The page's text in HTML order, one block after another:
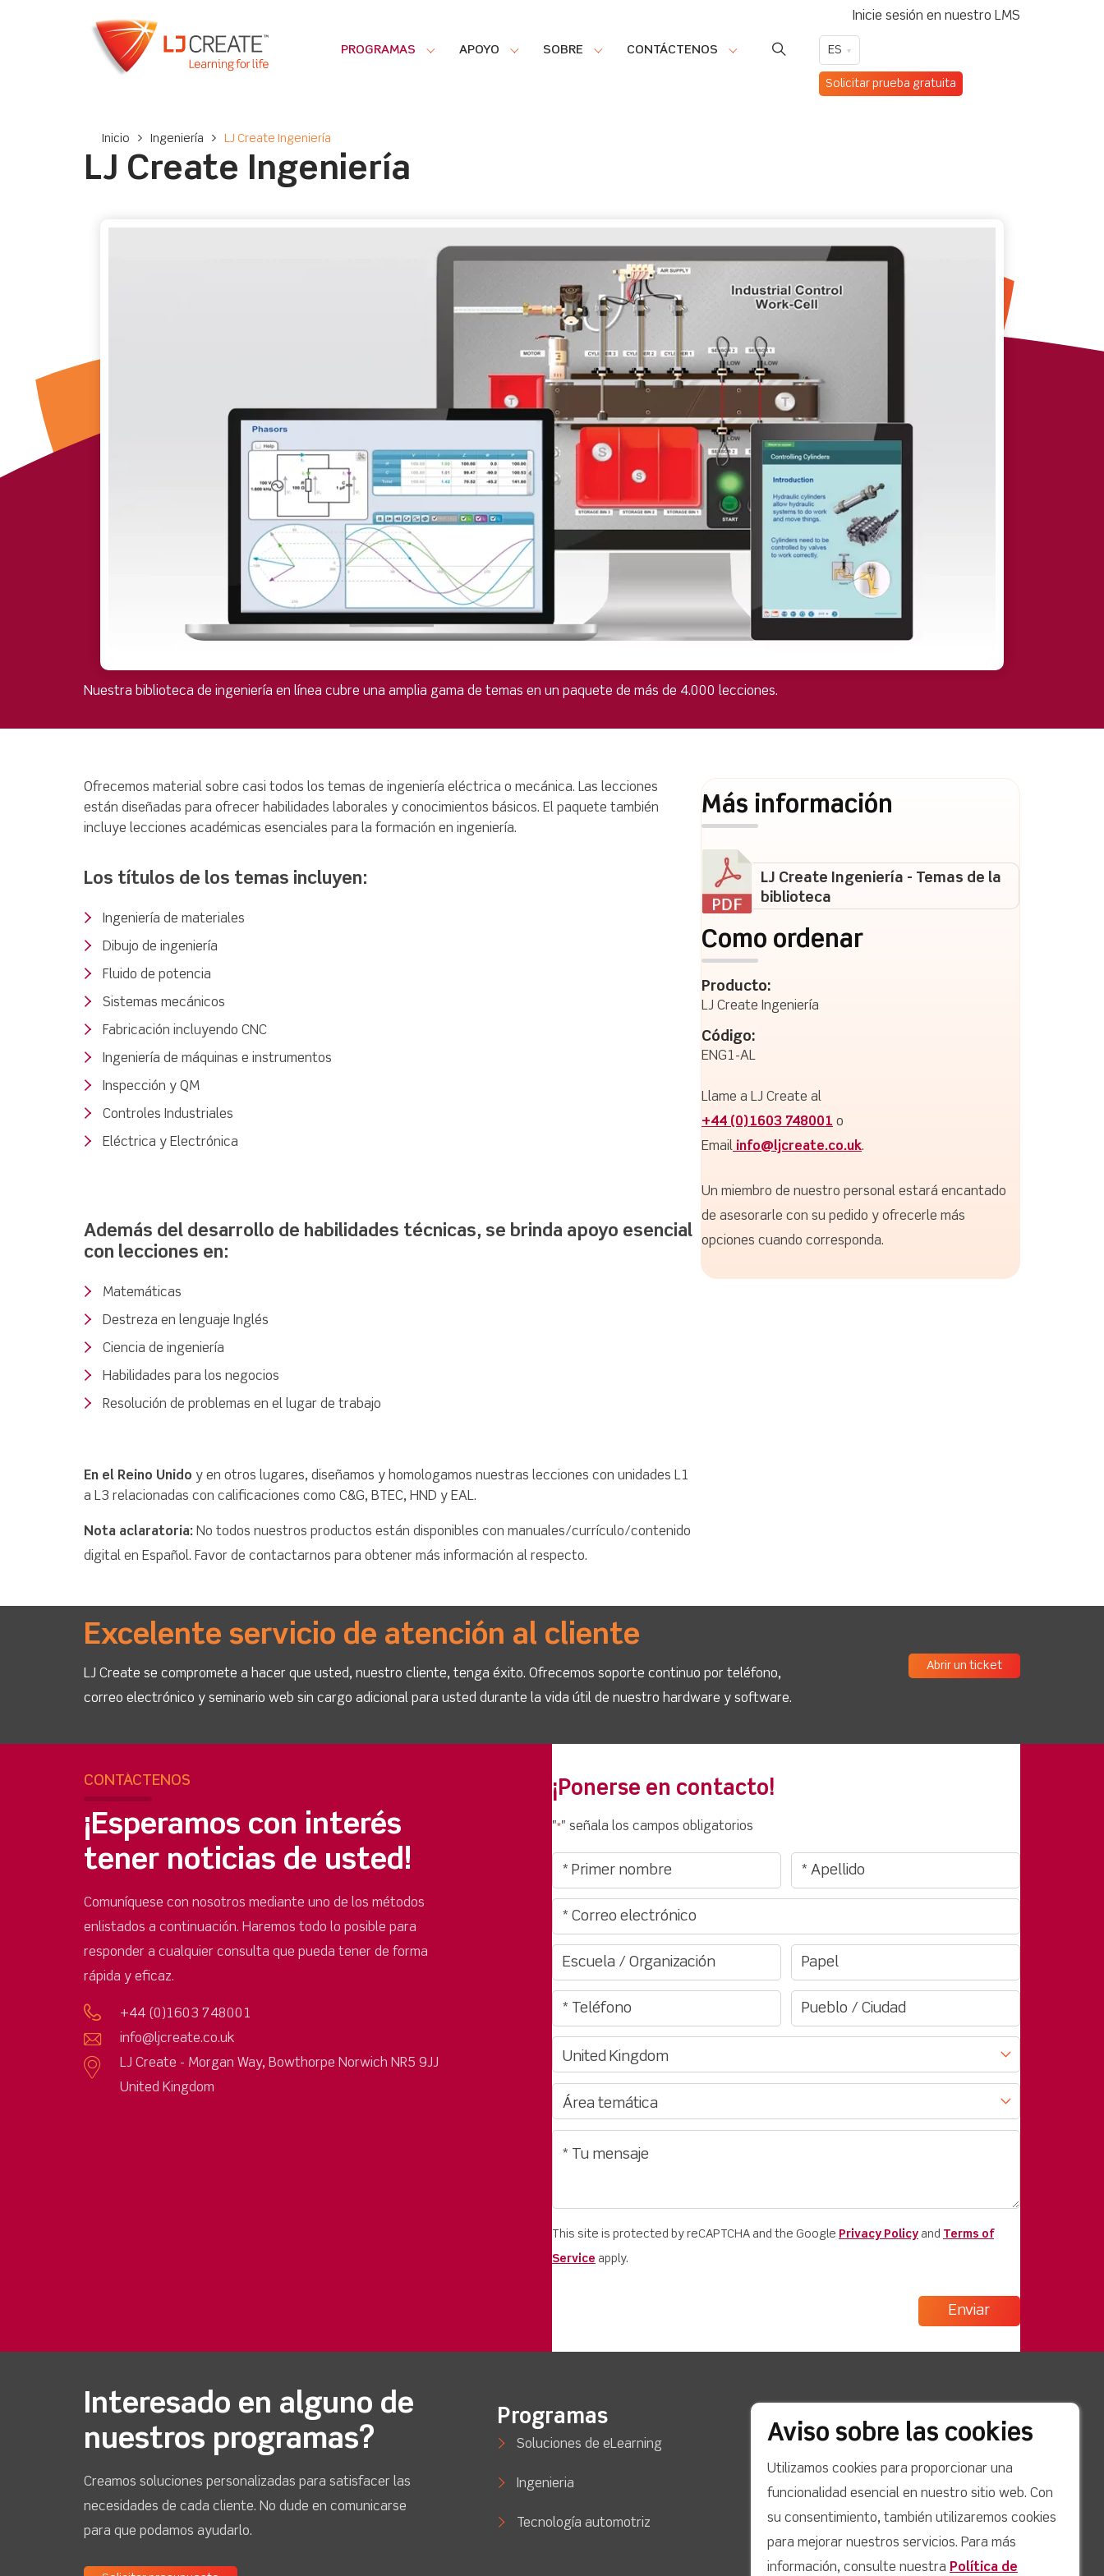
Inicie sesión en nuestro LMS
PROGRAMAS APOYO SOBRE CONTÁCTENOS ES
Solicitar prueba gratuita
Inicio > Ingeniería > LJ Create Ingeniería
LJ Create Ingeniería
Nuestra biblioteca de ingeniería en línea cubre una amplia gama de temas en un paquete de más de 4.000 lecciones.
Ofrecemos material sobre casi todos los temas de ingeniería eléctrica o mecánica. Las lecciones
están diseñadas para ofrecer habilidades laborales y conocimientos básicos. El paquete también
incluye lecciones académicas esenciales para la formación en ingeniería.
Los títulos de los temas incluyen:
Ingeniería de materiales
Dibujo de ingeniería
Fluido de potencia
Sistemas mecánicos
Fabricación incluyendo CNC
Ingeniería de máquinas e instrumentos
Inspección y QM
Controles Industriales
Eléctrica y Electrónica
Además del desarrollo de habilidades técnicas, se brinda apoyo esencial
con lecciones en:
Matemáticas
Destreza en lenguaje Inglés
Ciencia de ingeniería
Habilidades para los negocios
Resolución de problemas en el lugar de trabajo
En el Reino Unido y en otros lugares, diseñamos y homologamos nuestras lecciones con unidades L1
a L3 relacionadas con calificaciones como C&G, BTEC, HND y EAL.
Nota aclaratoria: No todos nuestros productos están disponibles con manuales/currículo/contenido
digital en Español. Favor de contactarnos para obtener más información al respecto.
Más información
LJ Create Ingeniería - Temas de la
biblioteca
Como ordenar
Producto:
LJ Create Ingeniería
Código:
ENG1-AL
Llame a LJ Create al
+44 (0)1603 748001 o
Email info@ljcreate.co.uk.
Un miembro de nuestro personal estará encantado
de asesorarle con su pedido y ofrecerle más
opciones cuando corresponda.
Excelente servicio de atención al cliente
LJ Create se compromete a hacer que usted, nuestro cliente, tenga éxito. Ofrecemos soporte continuo por teléfono,
correo electrónico y seminario web sin cargo adicional para usted durante la vida útil de nuestro hardware y software.
Abrir un ticket
CONTÁCTENOS
¡Esperamos con interés
tener noticias de usted!
Comuníquese con nosotros mediante uno de los métodos
enlistados a continuación. Haremos todo lo posible para
responder a cualquier consulta que pueda tener de forma
rápida y eficaz.
+44 (0)1603 748001
info@ljcreate.co.uk
LJ Create - Morgan Way, Bowthorpe Norwich NR5 9JJ
United Kingdom
¡Ponerse en contacto!
"*" señala los campos obligatorios
This site is protected by reCAPTCHA and the Google Privacy Policy and Terms of
Service apply.
Interesado en alguno de
nuestros programas?
Creamos soluciones personalizadas para satisfacer las
necesidades de cada cliente. No dude en comunicarse
para que podamos ayudarlo.
Programas
Soluciones de eLearning
Ingenieria
Tecnología automotriz
enlaces rápidos
Noticias
Estudios de caso
Blog
Apoyo
Aviso sobre las cookies
Utilizamos cookies para proporcionar una
funcionalidad esencial en nuestro sitio web. Con
su consentimiento, también utilizaremos cookies
para mejorar nuestros servicios. Para más
información, consulte nuestra Política de